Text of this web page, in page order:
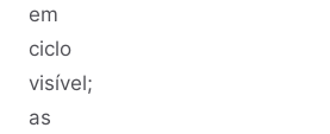
em
ciclo
visível;
as